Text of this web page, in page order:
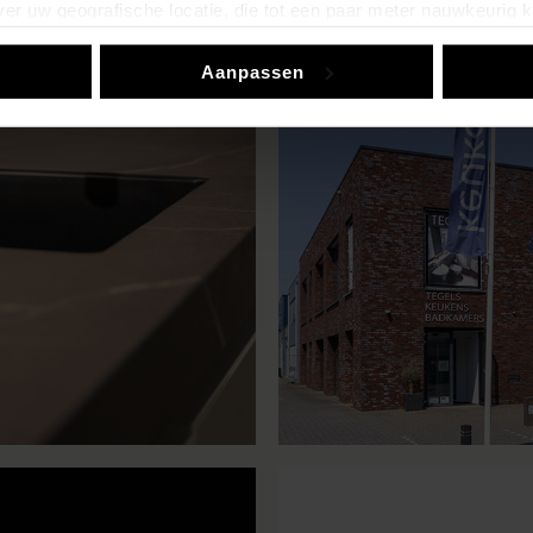
gegevens worden verwerkt en stel uw voorkeuren in het
of intrekken in de Cookieverklaring.
en advertenties te personaliseren, om functies voor social
Ook delen we informatie over uw gebruik van onze site met
Deze partners kunnen deze gegevens combineren met
op basis van uw gebruik van hun services.
Aanpassen